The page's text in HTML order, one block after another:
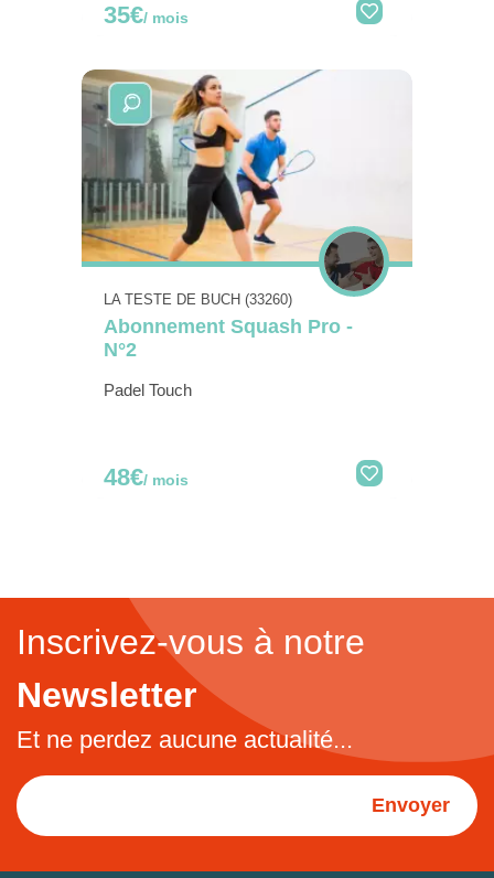
35€/ mois
LA TESTE DE BUCH (33260)
Abonnement Squash Pro -
N°2
Padel Touch
48€/ mois
Inscrivez-vous à notre
Newsletter
Et ne perdez aucune actualité...
Envoyer